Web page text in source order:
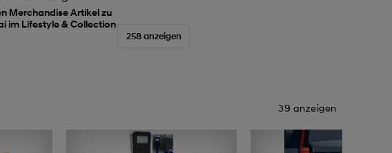
Merchandise Artikel zu
im Lifestyle & Collection
258 anzeigen
39 anzeigen